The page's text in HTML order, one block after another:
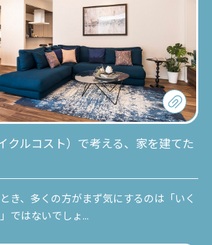
クルコスト）で考える、家を建てた
き、多くの方がまず気にするのは「いく
ではないでしょ...